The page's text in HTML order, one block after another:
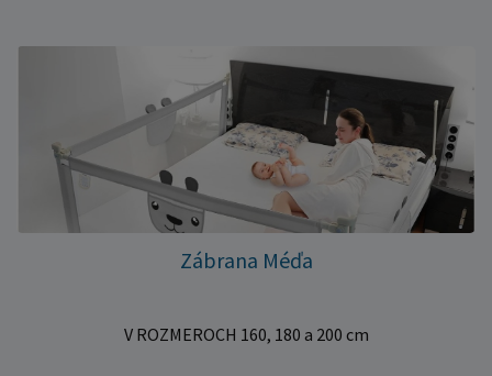
Zábrana Méďa
V ROZMEROCH 160, 180 a 200 cm